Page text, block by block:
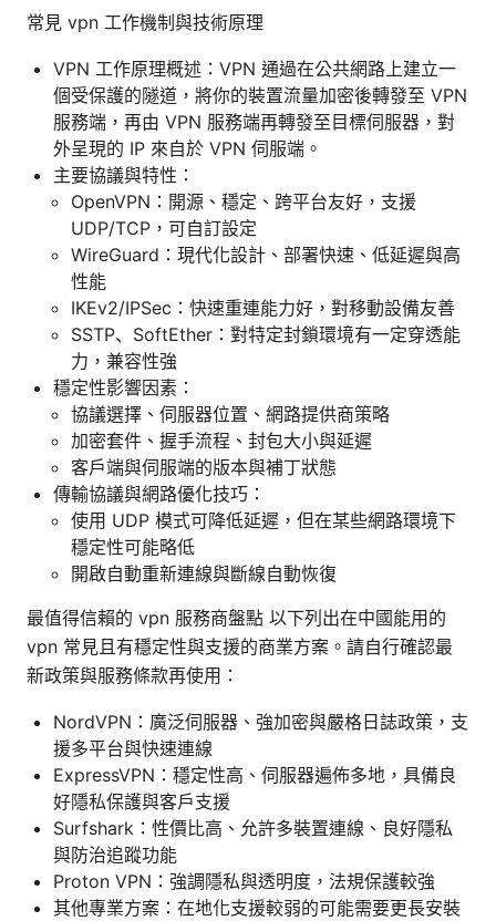
常見 vpn 工作機制與技術原理
VPN 工作原理概述：VPN 通過在公共網路上建立一
個受保護的隧道，將你的裝置流量加密後轉發至 VPN
服務端，再由 VPN 服務端再轉發至目標伺服器，對
外呈現的 IP 來自於 VPN 伺服端。
主要協議與特性：
OpenVPN：開源、穩定、跨平台友好，支援
UDP/TCP，可自訂設定
WireGuard：現代化設計、部署快速、低延遲與高
性能
IKEv2/IPSec：快速重連能力好，對移動設備友善
SSTP、SoftEther：對特定封鎖環境有一定穿透能
力，兼容性強
穩定性影響因素：
協議選擇、伺服器位置、網路提供商策略
加密套件、握手流程、封包大小與延遲
客戶端與伺服端的版本與補丁狀態
傳輸協議與網路優化技巧：
使用 UDP 模式可降低延遲，但在某些網路環境下
穩定性可能略低
開啟自動重新連線與斷線自動恢復
最值得信賴的 vpn 服務商盤點 以下列出在中國能用的
vpn 常見且有穩定性與支援的商業方案。請自行確認最
新政策與服務條款再使用：
NordVPN：廣泛伺服器、強加密與嚴格日誌政策，支
援多平台與快速連線
ExpressVPN：穩定性高、伺服器遍佈多地，具備良
好隱私保護與客戶支援
Surfshark：性價比高、允許多裝置連線、良好隱私
與防治追蹤功能
Proton VPN：強調隱私與透明度，法規保護較強
其他專業方案：在地化支援較弱的可能需要更長安裝